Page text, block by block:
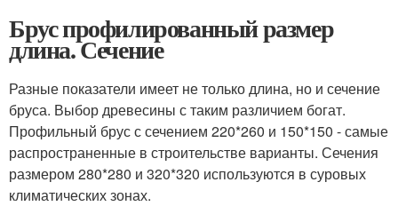
Брус профилированный размер
длина. Сечение
Разные показатели имеет не только длина, но и сечение
бруса. Выбор древесины с таким различием богат.
Профильный брус с сечением 220*260 и 150*150 - самые
распространенные в строительстве варианты. Сечения
размером 280*280 и 320*320 используются в суровых
климатических зонах.